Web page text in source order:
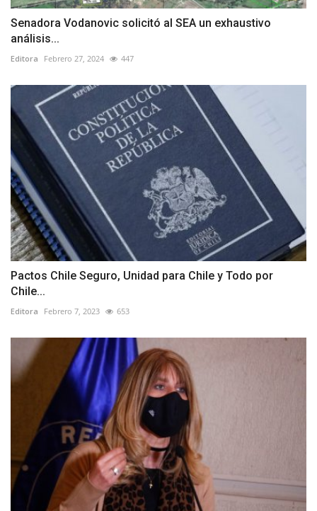
Senadora Vodanovic solicitó al SEA un exhaustivo
análisis...
Editora Febrero 27, 2024 447
Pactos Chile Seguro, Unidad para Chile y Todo por
Chile...
Editora Febrero 7, 2023 653